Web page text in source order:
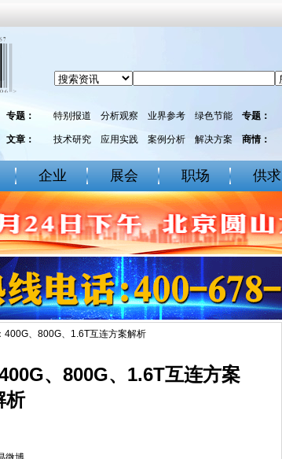
专题： 特别报道 分析观察 业界参考 绿色节能 专题：
文章： 技术研究 应用实践 案例分析 解决方案 商情：
企业 展会 职场 供求
400G、800G、1.6T互连方案解析
、800G、1.6T互连方案
析